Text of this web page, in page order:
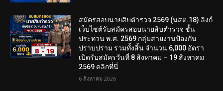
สมัครสอบนายสิบตำรวจ 2569 (นสต.18) ลิงก์
เว็บไซต์รับสมัครสอบนายสิบตำรวจ ชั้น
ประทวน พ.ศ. 2569 กลุ่มสายงานป้องกัน
ปราบปราม รวมทั้งสิ้น จำนวน 6,000 อัตรา
เปิดรับสมัครวันที่ 8 สิงหาคม – 19 สิงหาคม
2569 คลิกที่นี่
6 สิงหาคม 2026